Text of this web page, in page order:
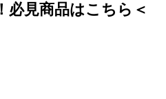
必見商品はこちら＜